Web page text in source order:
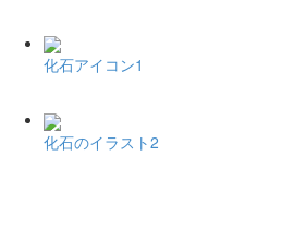
化石アイコン1
化石のイラスト2